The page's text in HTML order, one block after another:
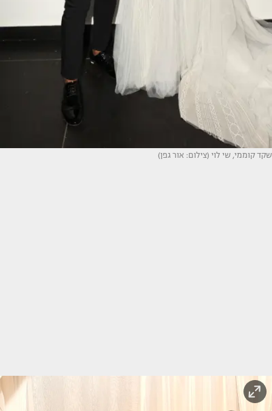
שקד קוממי, שי לוי (צילום: אור גפן)